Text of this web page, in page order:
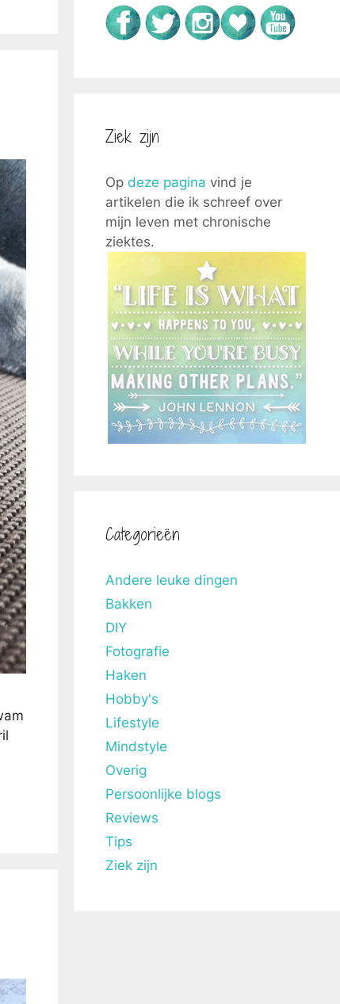
Ziek zijn
Op deze pagina vind je
artikelen die ik schreef over
mijn leven met chronische
ziektes.
Categorieën
Andere leuke dingen
Bakken
DIY
Fotografie
Haken
Hobby's
Lifestyle
Mindstyle
Overig
Persoonlijke blogs
Reviews
Tips
Ziek zijn